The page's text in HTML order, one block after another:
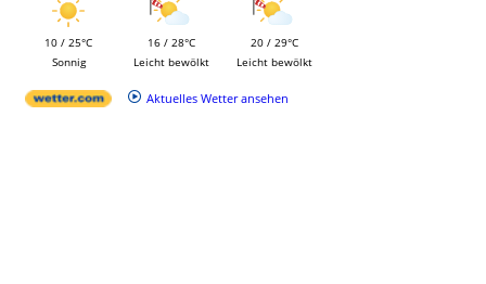
10 / 25°C
Sonnig
16 / 28°C
Leicht bewölkt
20 / 29°C
Leicht bewölkt
Aktuelles Wetter ansehen